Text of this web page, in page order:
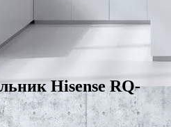
Hisense RQ-